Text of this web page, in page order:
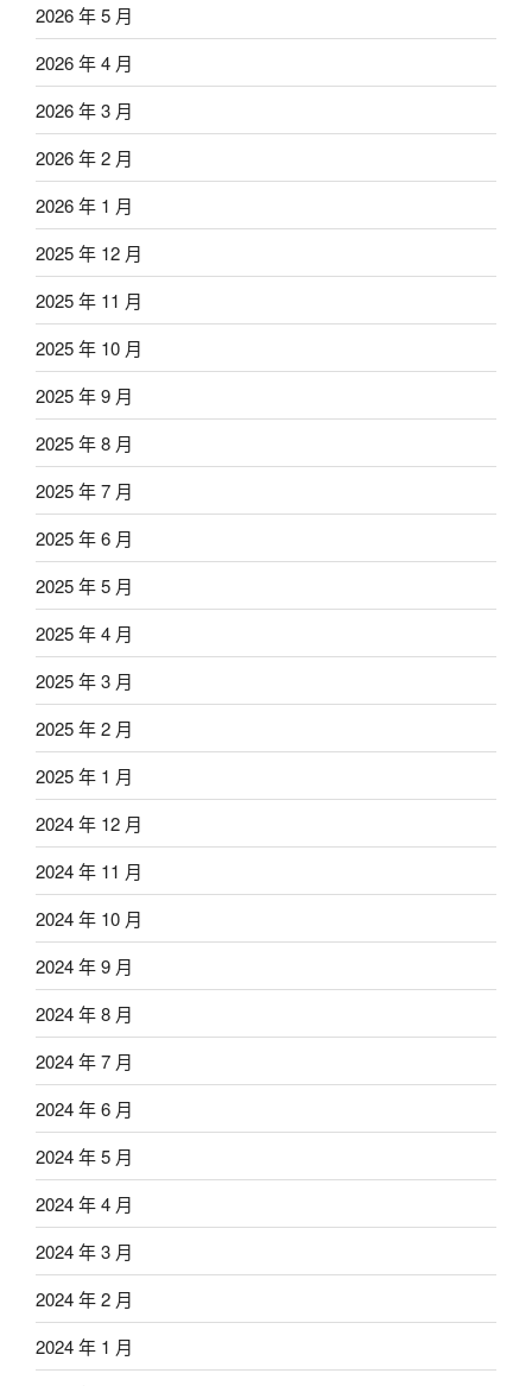
2026 年 5 月
2026 年 4 月
2026 年 3 月
2026 年 2 月
2026 年 1 月
2025 年 12 月
2025 年 11 月
2025 年 10 月
2025 年 9 月
2025 年 8 月
2025 年 7 月
2025 年 6 月
2025 年 5 月
2025 年 4 月
2025 年 3 月
2025 年 2 月
2025 年 1 月
2024 年 12 月
2024 年 11 月
2024 年 10 月
2024 年 9 月
2024 年 8 月
2024 年 7 月
2024 年 6 月
2024 年 5 月
2024 年 4 月
2024 年 3 月
2024 年 2 月
2024 年 1 月